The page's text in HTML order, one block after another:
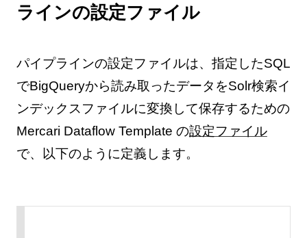
ラインの設定ファイル
パイプラインの設定ファイルは、指定したSQL
でBigQueryから読み取ったデータをSolr検索イ
ンデックスファイルに変換して保存するための
Mercari Dataflow Template の設定ファイル
で、以下のように定義します。